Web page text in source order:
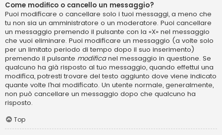
Come modifico o cancello un messaggio?
Puoi modificare o cancellare solo i tuoi messaggi, a meno che
tu non sia un amministratore o un moderatore. Puoi cancellare
un messaggio premendo il pulsante con la «X» nel messaggio
che vuoi eliminare. Puoi modificare un messaggio (a volte solo
per un limitato periodo di tempo dopo il suo inserimento)
premendo il pulsante modificanel messaggio in questione. Se
qualcuno ha già risposto al tuo messaggio, quando effettui una
modifica, potresti trovare del testo aggiunto dove viene indicato
quante volte l’hai modificato. Un utente normale, generalmente,
non può cancellare un messaggio dopo che qualcuno ha
risposto.
Top